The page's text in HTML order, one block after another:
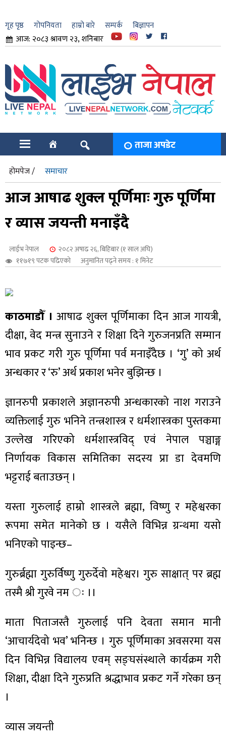
गृह पृष्ठ गोपनियता हाम्रो बारे सम्पर्क बिज्ञापन
आज: २०८३ श्रावण २३, शनिबार
ताजा अपडेट
होमपेज / समाचार
आज आषाढ शुक्ल पूर्णिमाः गुरु पूर्णिमा
र व्यास जयन्ती मनाइँदै
लाईभ नेपाल
२०८२ अषाढ २६, बिहिबार (१ साल अघि)
११७१९ पटक पढिएको
अनुमानित पढ्ने समय : १ मिनेट
काठमाडौँ । आषाढ शुक्ल पूर्णिमाका दिन आज गायत्री,
दीक्षा, वेद मन्त्र सुनाउने र शिक्षा दिने गुरुजनप्रति सम्मान
भाव प्रकट गरी गुरु पूर्णिमा पर्व मनाइँदैछ । ‘गु’ को अर्थ
अन्धकार र ‘रु’ अर्थ प्रकाश भनेर बुझिन्छ ।
ज्ञानरुपी प्रकाशले अज्ञानरुपी अन्धकारको नाश गराउने
व्यक्तिलाई गुरु भनिने तन्त्रशास्त्र र धर्मशास्त्रका पुस्तकमा
उल्लेख गरिएको धर्मशास्त्रविद् एवं नेपाल पञ्चाङ्ग
निर्णायक विकास समितिका सदस्य प्रा डा देवमणि
भट्टराई बताउछन् ।
यस्ता गुरुलाई हाम्रो शास्त्रले ब्रह्मा, विष्णु र महेश्वरका
रूपमा समेत मानेको छ । यसैले विभिन्न ग्रन्थमा यसो
भनिएको पाइन्छ–
गुरुर्ब्रह्मा गुरुर्विष्णु गुरुर्देवो महेश्वर। गुरु साक्षात् पर ब्रह्म
तस्मै श्री गुरवे नम ः ।।
माता पिताजस्तै गुरुलाई पनि देवता समान मानी
‘आचार्यदेवो भव’ भनिन्छ । गुरु पूर्णिमाका अवसरमा यस
दिन विभिन्न विद्यालय एवम् सङ्घसंस्थाले कार्यक्रम गरी
शिक्षा, दीक्षा दिने गुरुप्रति श्रद्धाभाव प्रकट गर्ने गरेका छन्
।
व्यास जयन्ती